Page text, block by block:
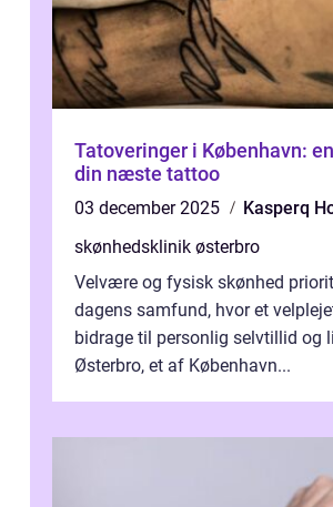
Tatoveringer i København:
din næste tattoo
03 december 2025
Kasperq
skønhedsklinik østerbro
Velvære og fysisk skønhed
dagens samfund, hvor et
bidrage til personlig selvtillid og
Østerbro, et af København...